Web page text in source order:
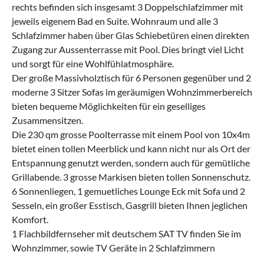
rechts befinden sich insgesamt 3 Doppelschlafzimmer mit
jeweils eigenem Bad en Suite. Wohnraum und alle 3
Schlafzimmer haben über Glas Schiebetüren einen direkten
Zugang zur Aussenterrasse mit Pool. Dies bringt viel Licht
und sorgt für eine Wohlfühlatmosphäre.
Der große Massivholztisch für 6 Personen gegenüber und 2
moderne 3 Sitzer Sofas im geräumigen Wohnzimmerbereich
bieten bequeme Möglichkeiten für ein geselliges
Zusammensitzen.
Die 230 qm grosse Poolterrasse mit einem Pool von 10x4m
bietet einen tollen Meerblick und kann nicht nur als Ort der
Entspannung genutzt werden, sondern auch für gemütliche
Grillabende. 3 grosse Markisen bieten tollen Sonnenschutz.
6 Sonnenliegen, 1 gemuetliches Lounge Eck mit Sofa und 2
Sesseln, ein großer Esstisch, Gasgrill bieten Ihnen jeglichen
Komfort.
1 Flachbildfernseher mit deutschem SAT TV finden Sie im
Wohnzimmer, sowie TV Geräte in 2 Schlafzimmern